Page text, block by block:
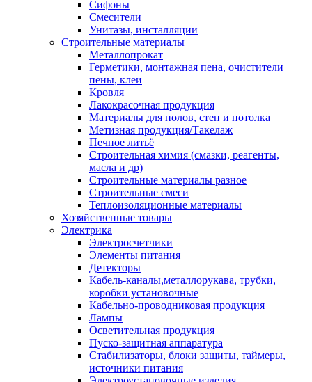
Сифоны
Смесители
Унитазы, инсталляции
Строительные материалы
Металлопрокат
Герметики, монтажная пена, очистители
пены, клеи
Кровля
Лакокрасочная продукция
Материалы для полов, стен и потолка
Метизная продукция/Такелаж
Печное литьё
Строительная химия (смазки, реагенты,
масла и др)
Строительные материалы разное
Строительные смеси
Теплоизоляционные материалы
Хозяйственные товары
Электрика
Электросчетчики
Элементы питания
Детекторы
Кабель-каналы,металлорукава, трубки,
коробки установочные
Кабельно-проводниковая продукция
Лампы
Осветительная продукция
Пуско-защитная аппаратура
Стабилизаторы, блоки защиты, таймеры,
источники питания